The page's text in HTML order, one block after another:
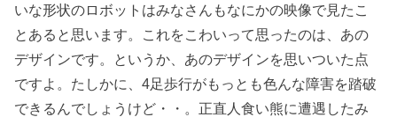
いな形状のロボットはみなさんもなにかの映像で見たこ
とあると思います。これをこわいって思ったのは、あの
デザインです。というか、あのデザインを思いついた点
ですよ。たしかに、4足歩行がもっとも色んな障害を踏破
できるんでしょうけど・・。正直人食い熊に遭遇したみ